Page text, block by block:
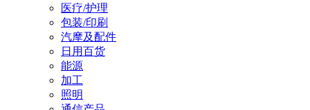
医疗/护理
包装/印刷
汽摩及配件
日用百货
能源
加工
照明